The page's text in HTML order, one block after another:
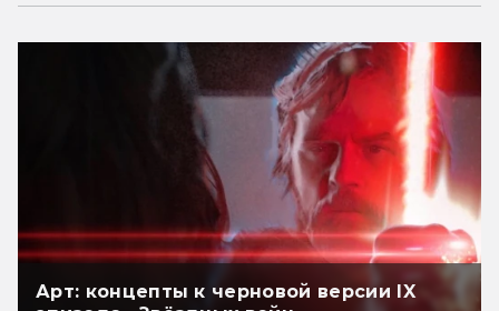
Арт: концепты к черновой версии IX